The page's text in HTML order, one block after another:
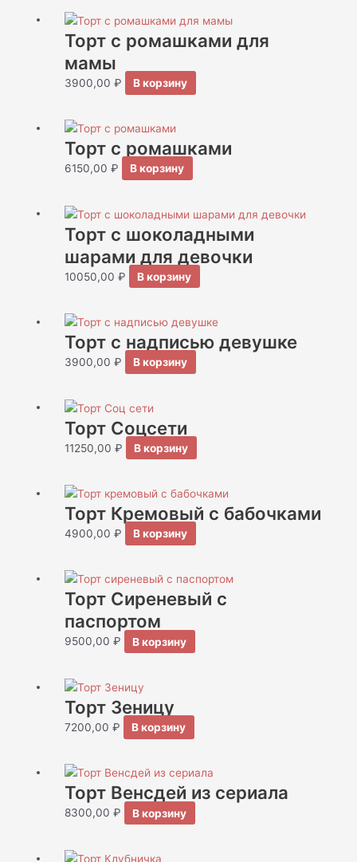
Торт с ромашками для
мамы
3900,00₽ В корзину
Торт с ромашками
6150,00₽ В корзину
Торт с шоколадными
шарами для девочки
10050,00₽ В корзину
Торт с надписью девушке
3900,00₽ В корзину
Торт Соцсети
11250,00₽ В корзину
Торт Кремовый с бабочками
4900,00₽ В корзину
Торт Сиреневый с
паспортом
9500,00₽ В корзину
Торт Зеницу
7200,00₽ В корзину
Торт Венсдей из сериала
8300,00₽ В корзину